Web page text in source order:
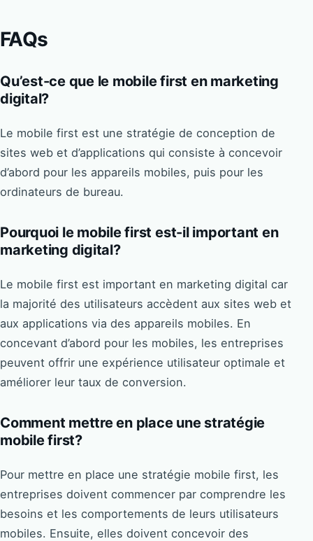
FAQs
Qu’est-ce que le mobile first en marketing
digital?
Le mobile first est une stratégie de conception de
sites web et d’applications qui consiste à concevoir
d’abord pour les appareils mobiles, puis pour les
ordinateurs de bureau.
Pourquoi le mobile first est-il important en
marketing digital?
Le mobile first est important en marketing digital car
la majorité des utilisateurs accèdent aux sites web et
aux applications via des appareils mobiles. En
concevant d’abord pour les mobiles, les entreprises
peuvent offrir une expérience utilisateur optimale et
améliorer leur taux de conversion.
Comment mettre en place une stratégie
mobile first?
Pour mettre en place une stratégie mobile first, les
entreprises doivent commencer par comprendre les
besoins et les comportements de leurs utilisateurs
mobiles. Ensuite, elles doivent concevoir des